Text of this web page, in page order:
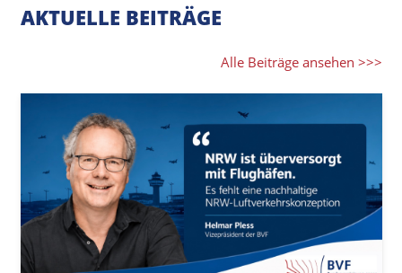
AKTUELLE BEITRÄGE
Alle Beiträge ansehen >>>